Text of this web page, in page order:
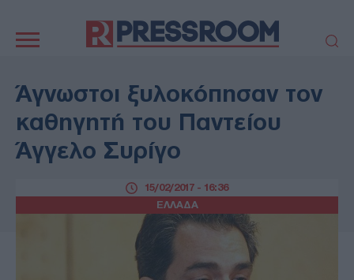
πλοήγηση
ΠΟΛΙΤΙΚΗ
ΤΟΥΡΚΙΑ
ΟΙΚΟΝΟΜΙΑ
ΕΚΚΛΗΣΙΑ
ΑΜΥΝΑ
ΔΙΕΘΝΗ
ΑΥΤΟΔΙΟΙΚΗΣΗ
ΓΑΣΤΡΟΝΟΜΙΑ
ΤΕΧΝΟΛΟΓΙΑ
ΖΩΔΙΑ
Άγνωστοι ξυλοκόπησαν τον
καθηγητή του Παντείου
Άγγελο Συρίγο
ΕΛΛΑΔΑ
15/02/2017 - 16:36